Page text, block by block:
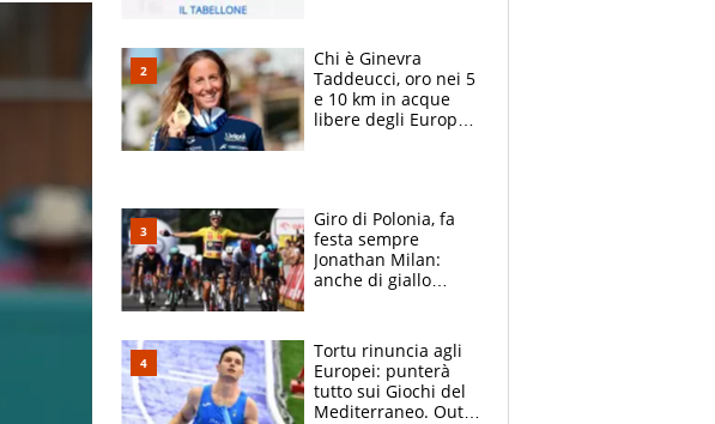
Chi è Ginevra
Taddeucci, oro nei 5
e 10 km in acque
libere degli Europei
Giro di Polonia, fa
festa sempre
Jonathan Milan:
anche di giallo
Malucelli, terzo)
Tortu rinuncia agli
Europei: punterà
tutto sui Giochi del
Mediterraneo. Out